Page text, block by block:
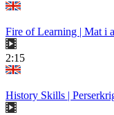
Fire of Learning | Mat i
2:15
History Skills |